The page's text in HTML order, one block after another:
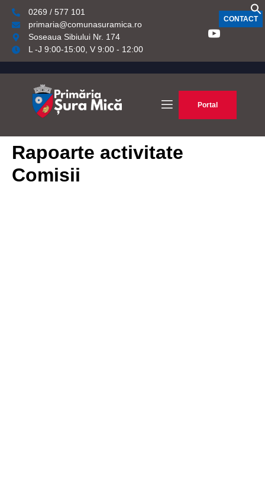
0269 / 577 101
primaria@comunasuramica.ro
Soseaua Sibiului Nr. 174
L -J 9:00-15:00, V 9:00 - 12:00
CONTACT
Portal
Rapoarte activitate
Comisii